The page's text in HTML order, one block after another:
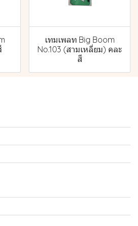
เทมเพลท Big Boom
No.103 (สามเหลี่ยม) คละ
สี